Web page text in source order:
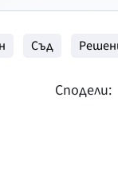
Съд
Сподели: